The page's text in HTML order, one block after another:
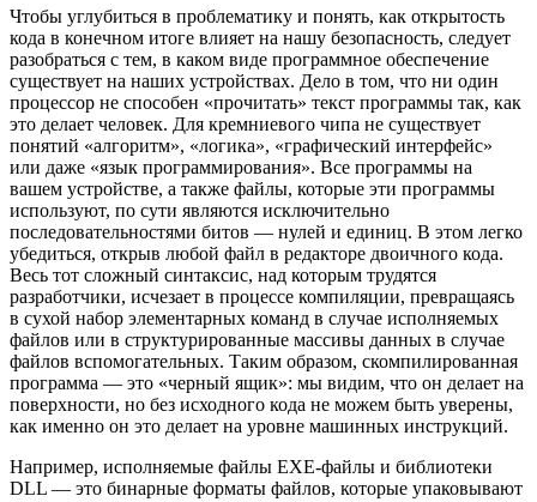
Чтобы углубиться в проблематику и понять, как открытость
кода в конечном итоге влияет на нашу безопасность, следует
разобраться с тем, в каком виде программное обеспечение
существует на наших устройствах. Дело в том, что ни один
процессор не способен «прочитать» текст программы так, как
это делает человек. Для кремниевого чипа не существует
понятий «алгоритм», «логика», «графический интерфейс»
или даже «язык программирования». Все программы на
вашем устройстве, а также файлы, которые эти программы
используют, по сути являются исключительно
последовательностями битов — нулей и единиц. В этом легко
убедиться, открыв любой файл в редакторе двоичного кода.
Весь тот сложный синтаксис, над которым трудятся
разработчики, исчезает в процессе компиляции, превращаясь
в сухой набор элементарных команд в случае исполняемых
файлов или в структурированные массивы данных в случае
файлов вспомогательных. Таким образом, скомпилированная
программа — это «черный ящик»: мы видим, что он делает на
поверхности, но без исходного кода не можем быть уверены,
как именно он это делает на уровне машинных инструкций.
Например, исполняемые файлы EXE-файлы и библиотеки
DLL — это бинарные форматы файлов, которые упаковывают